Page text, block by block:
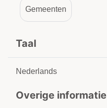
Gemeenten
Taal
Nederlands
Overige informatie